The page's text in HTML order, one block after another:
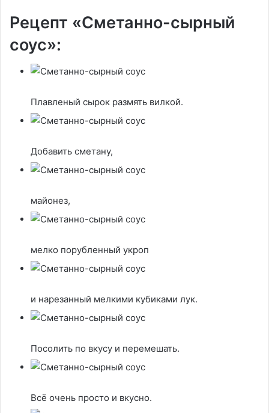
Рецепт «Сметанно-сырный
соус»:
Плавленый сырок размять вилкой.
Добавить сметану,
майонез,
мелко порубленный укроп
и нарезанный мелкими кубиками лук.
Посолить по вкусу и перемешать.
Всё очень просто и вкусно.